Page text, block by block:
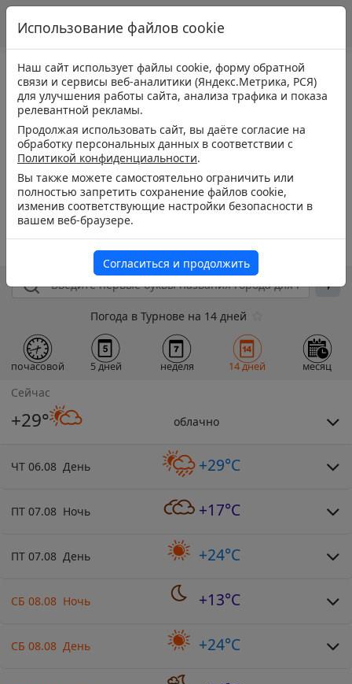
Погода в Турнове на 14 дней
почасовой 5 дней неделя 14 дней месяц
Сейчас
+29° облачно
ЧТ 06.08 День +29°C
ПТ 07.08 Ночь +17°C
ПТ 07.08 День +24°C
СБ 08.08 Ночь +13°C
СБ 08.08 День +24°C
Использование файлов cookie
Наш сайт использует файлы cookie, форму обратной
связи и сервисы веб-аналитики (Яндекс.Метрика, РСЯ)
для улучшения работы сайта, анализа трафика и показа
релевантной рекламы.
Продолжая использовать сайт, вы даёте согласие на
обработку персональных данных в соответствии с
Политикой конфиденциальности.
Вы также можете самостоятельно ограничить или
полностью запретить сохранение файлов cookie,
изменив соответствующие настройки безопасности в
вашем веб-браузере.
Согласиться и продолжить